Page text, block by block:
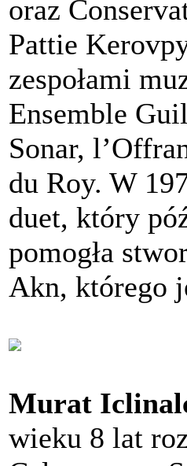
oraz
Pattie
zespołami
Ensemble
Sonar,
du Roy. W
duet, który
pomogła
Akn, którego
Murat
wieku 8 lat